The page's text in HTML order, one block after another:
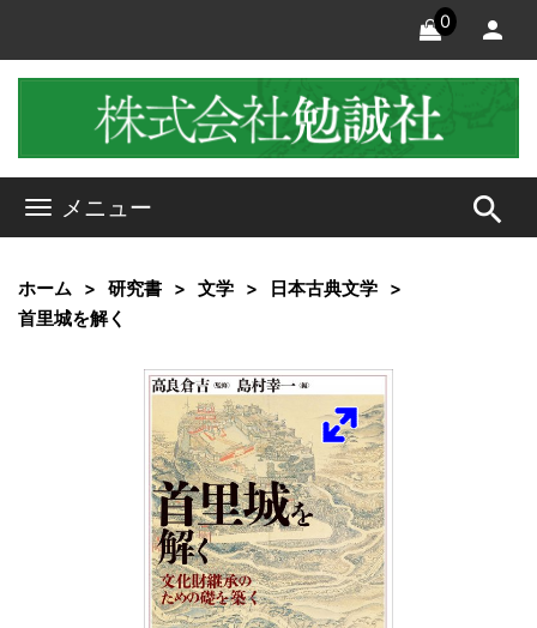
0
メニュー search
ホーム 研究書 文学
日本古典文学
首里城を解く